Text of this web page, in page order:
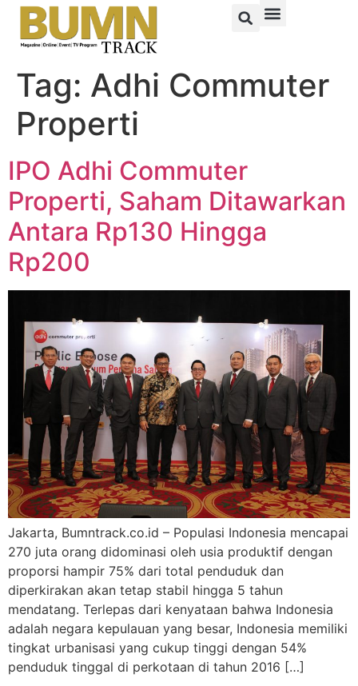
Tag: Adhi Commuter
Properti
IPO Adhi Commuter
Properti, Saham Ditawarkan
Antara Rp130 Hingga
Rp200
Jakarta, Bumntrack.co.id – Populasi Indonesia mencapai
270 juta orang didominasi oleh usia produktif dengan
proporsi hampir 75% dari total penduduk dan
diperkirakan akan tetap stabil hingga 5 tahun
mendatang. Terlepas dari kenyataan bahwa Indonesia
adalah negara kepulauan yang besar, Indonesia memiliki
tingkat urbanisasi yang cukup tinggi dengan 54%
penduduk tinggal di perkotaan di tahun 2016 […]